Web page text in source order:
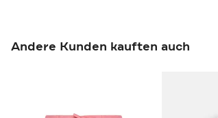
Andere Kunden kauften auch